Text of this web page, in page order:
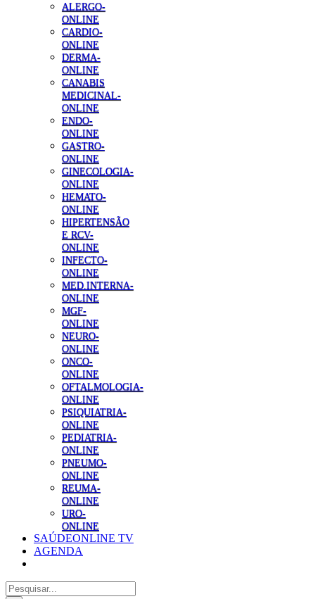
ALERGO-
ONLINE
CARDIO-
ONLINE
DERMA-
ONLINE
CANABIS
MEDICINAL-
ONLINE
ENDO-
ONLINE
GASTRO-
ONLINE
GINECOLOGIA-
ONLINE
HEMATO-
ONLINE
HIPERTENSÃO
E RCV-
ONLINE
INFECTO-
ONLINE
MED.INTERNA-
ONLINE
MGF-
ONLINE
NEURO-
ONLINE
ONCO-
ONLINE
OFTALMOLOGIA-
ONLINE
PSIQUIATRIA-
ONLINE
PEDIATRIA-
ONLINE
PNEUMO-
ONLINE
REUMA-
ONLINE
URO-
ONLINE
SAÚDEONLINE TV
AGENDA
Pesquisar